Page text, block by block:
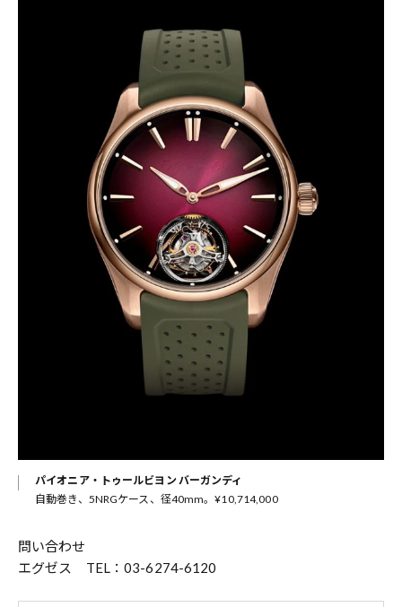
パイオニア・トゥールビヨン バーガンディ
自動巻き、5NRGケース、径40mm。¥10,714,000
問い合わせ
エグゼス TEL：03-6274-6120